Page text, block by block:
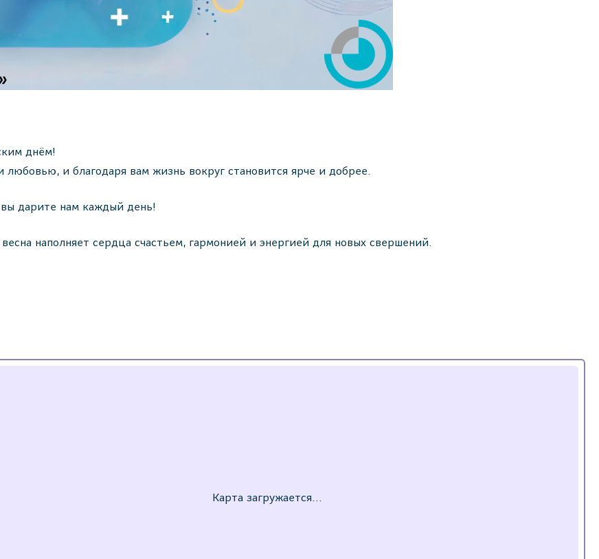
днём!
и благодаря вам жизнь вокруг становится ярче и добрее.
дарите нам каждый день!
наполняет сердца счастьем, гармонией и энергией для новых свершений.